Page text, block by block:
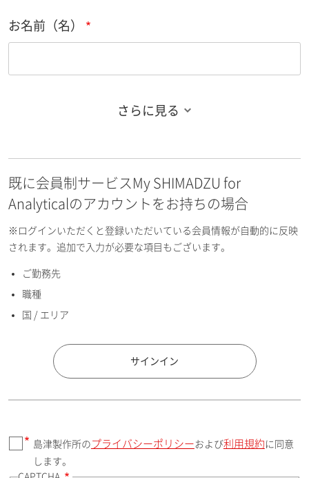
お名前（名）
お名前フリガナ（名）
E-mailアドレス（半角英数）
国 / エリア
郵便番号（勤務先）
さらに見る
既に会員制サービスMy SHIMADZU for
Analyticalのアカウントをお持ちの場合
※ログインいただくと登録いただいている会員情報が自動的に反映
されます。追加で入力が必要な項目もございます。
ご勤務先
職種
国 / エリア
サインイン
島津製作所の プライバシーポリシー および利用規約 に同意
します。